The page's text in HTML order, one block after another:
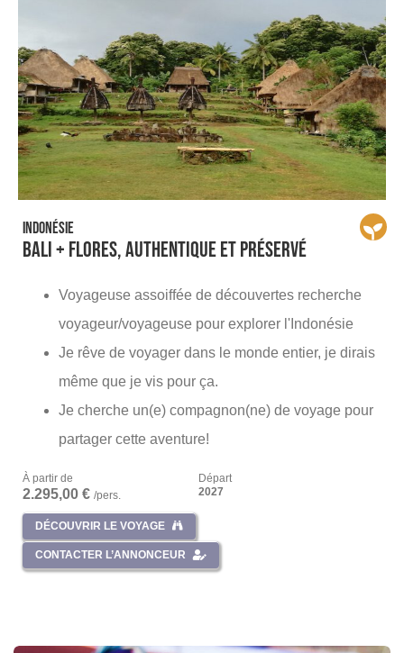
Indonésie
Bali + Flores, authentique et préservé
Voyageuse assoiffée de découvertes recherche
voyageur/voyageuse pour explorer l'Indonésie
Je rêve de voyager dans le monde entier, je dirais
même que je vis pour ça.
Je cherche un(e) compagnon(ne) de voyage pour
partager cette aventure!
À partir de
2.295,00 € /pers.
Départ
2027
DÉCOUVRIR LE VOYAGE
CONTACTER L’ANNONCEUR